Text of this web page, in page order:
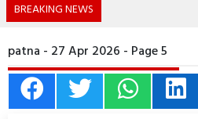
BREAKING NEWS
patna - 27 Apr 2026 - Page 5